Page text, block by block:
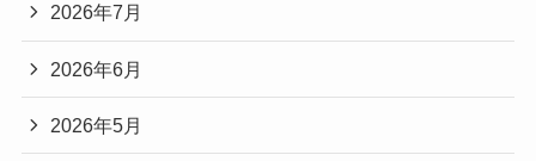
2026年7月
2026年6月
2026年5月